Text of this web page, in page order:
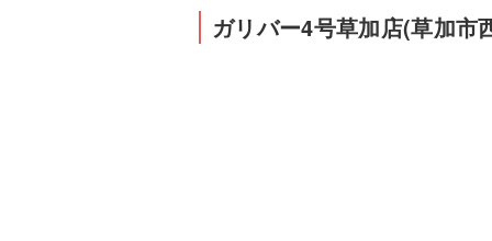
ガリバー4号草加店(草加市